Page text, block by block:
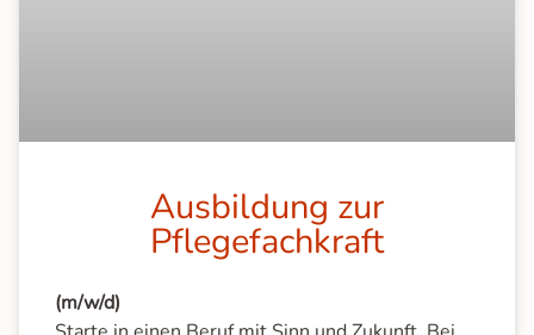
Ausbildung zur
Pflegefachkraft
(m/w/d)